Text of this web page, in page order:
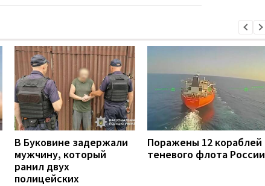
В Буковине задержали
мужчину, который
ранил двух
полицейских
Поражены 12 кораблей
теневого флота России